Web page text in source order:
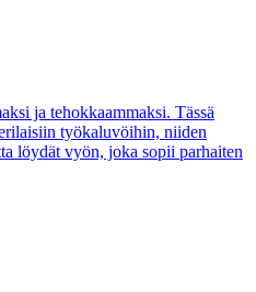
ja tehokkaammaksi. Tässä
työkaluvöihin, niiden
löydät vyön, joka sopii parhaiten